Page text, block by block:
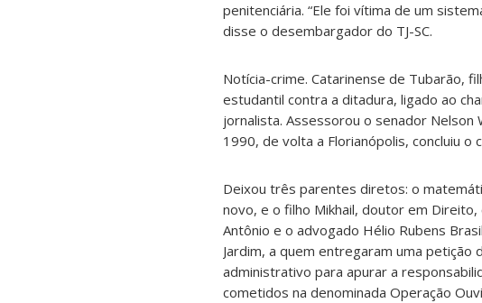
penitenciária. “Ele foi vítima de um
disse o desembargador do TJ-SC.
Notícia-crime. Catarinense de Tubarão,
estudantil contra a ditadura, ligado ao
jornalista. Assessorou o senador
1990, de volta a Florianópolis, concluiu o
Deixou três parentes diretos: o
novo, e o filho Mikhail, doutor em
Antônio e o advogado Hélio Rubens
Jardim, a quem entregaram uma petição
administrativo para apurar a
cometidos na denominada Operação